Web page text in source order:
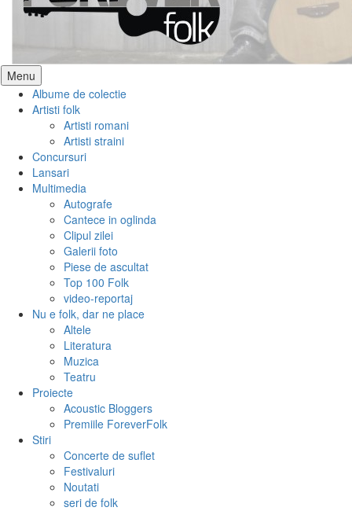
Menu Skip
to
content
Albume de colectie
Artisti folk
Artisti romani
Artisti straini
Concursuri
Lansari
Multimedia
Autografe
Cantece in oglinda
Clipul zilei
Galerii foto
Piese de ascultat
Top 100 Folk
video-reportaj
Nu e folk, dar ne place
Altele
Literatura
Muzica
Teatru
Proiecte
Acoustic Bloggers
Premiile ForeverFolk
Stiri
Concerte de suflet
Festivaluri
Noutati
seri de folk